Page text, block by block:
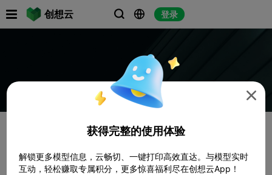
创想云   登录

获得完整的使用体验
解锁更多模型信息，云畅切、一键打印高效直达。与模型实时
互动，轻松赚取专属积分，更多惊喜福利尽在创想云App！